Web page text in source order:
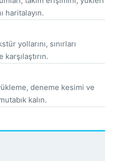
haritalayın.
yollarını, sınırları
deneme kesimi ve
kalın.